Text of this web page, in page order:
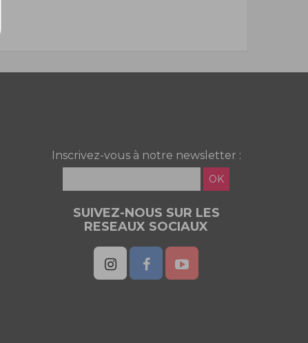
Inscrivez-vous à notre newsletter :
OK
SUIVEZ-NOUS SUR LES
RESEAUX SOCIAUX